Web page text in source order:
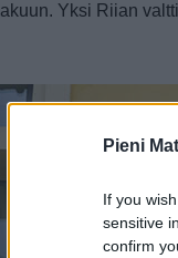
Pieni
If you
sensitive
confirm
Yksi Riian